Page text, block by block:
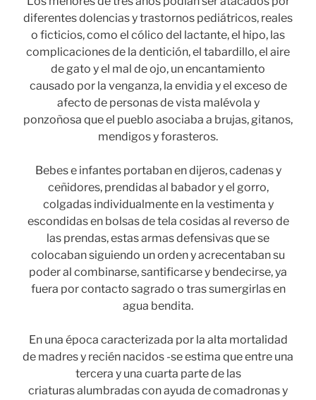
diferentes dolencias y trastornos pediátricos, reales
o ficticios, como el cólico del lactante, el hipo, las
complicaciones de la dentición, el tabardillo, el aire
de gato y el mal de ojo, un encantamiento
causado por la venganza, la envidia y el exceso de
afecto de personas de vista malévola y
ponzoñosa que el pueblo asociaba a brujas, gitanos,
mendigos y forasteros.
Bebes e infantes portaban en dijeros, cadenas y
ceñidores, prendidas al babador y el gorro,
colgadas individualmente en la vestimenta y
escondidas en bolsas de tela cosidas al reverso de
las prendas, estas armas defensivas que se
colocaban siguiendo un orden y acrecentaban su
poder al combinarse, santificarse y bendecirse, ya
fuera por contacto sagrado o tras sumergirlas en
agua bendita.
En una época caracterizada por la alta mortalidad
de madres y recién nacidos -se estima que entre una
tercera y una cuarta parte de las
criaturas alumbradas con ayuda de comadronas y